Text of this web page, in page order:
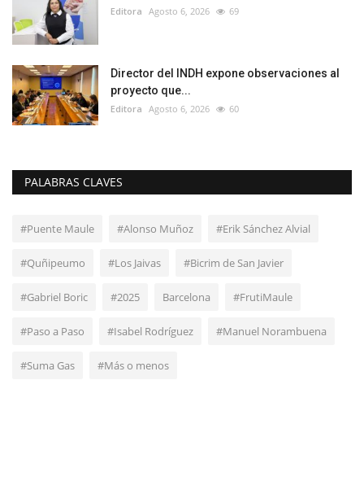
Editora Agosto 6, 2026 69
Director del INDH expone observaciones al
proyecto que...
Editora Agosto 6, 2026 60
PALABRAS CLAVES
#Puente Maule #Alonso Muñoz #Erik Sánchez Alvial
#Quñipeumo #Los Jaivas #Bicrim de San Javier
#Gabriel Boric #2025 Barcelona #FrutiMaule
#Paso a Paso #Isabel Rodríguez #Manuel Norambuena
#Suma Gas #Más o menos